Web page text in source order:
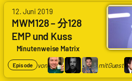
Bastian
Wölfle
Mirko
12. Juni 2019
MWM128 – 分128
EMP und Kuss
Minutenweise Matrix
Episode von mitGuest
von
Arne
Ruddat
Codenaga,
Alexander
Waschkau
Hoaxmaster,